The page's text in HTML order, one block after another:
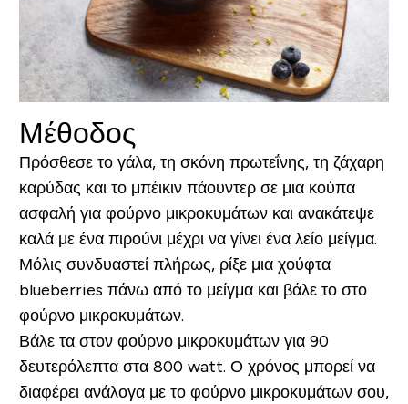
Μέθοδος
Πρόσθεσε το γάλα, τη σκόνη πρωτεΐνης, τη ζάχαρη
καρύδας και το μπέικιν πάουντερ σε μια κούπα
ασφαλή για φούρνο μικροκυμάτων και ανακάτεψε
καλά με ένα πιρούνι μέχρι να γίνει ένα λείο μείγμα.
Μόλις συνδυαστεί πλήρως, ρίξε μια χούφτα
blueberries πάνω από το μείγμα και βάλε το στο
φούρνο μικροκυμάτων.
Βάλε τα στον φούρνο μικροκυμάτων για 90
δευτερόλεπτα στα 800 watt. Ο χρόνος μπορεί να
διαφέρει ανάλογα με το φούρνο μικροκυμάτων σου,